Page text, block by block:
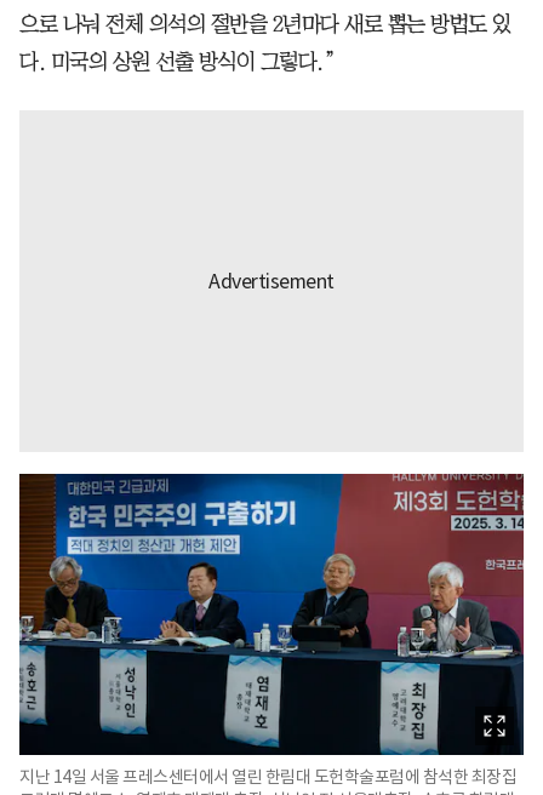
으로 나눠 전체 의석의 절반을 2년마다 새로 뽑는 방법도 있
다. 미국의 상원 선출 방식이 그렇다.”
지난 14일 서울 프레스센터에서 열린 한림대 도헌학술포럼에 참석한 최장집